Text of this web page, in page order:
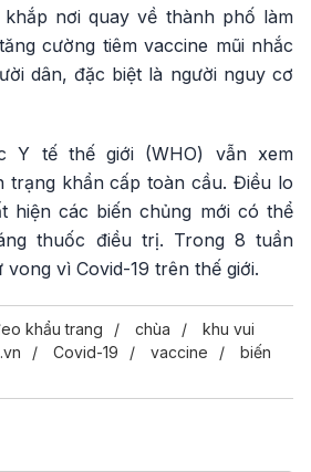
nơi quay về thành phố làm
cường tiêm vaccine mũi nhắc
dân, đặc biệt là người nguy cơ
Y tế thế giới (WHO) vẫn xem
trạng khẩn cấp toàn cầu. Điều lo
hiện các biến chủng mới có thể
thuốc điều trị. Trong 8 tuần
vì Covid-19 trên thế giới.
khẩu trang chùa
khu vui
Covid-19 vaccine
biến